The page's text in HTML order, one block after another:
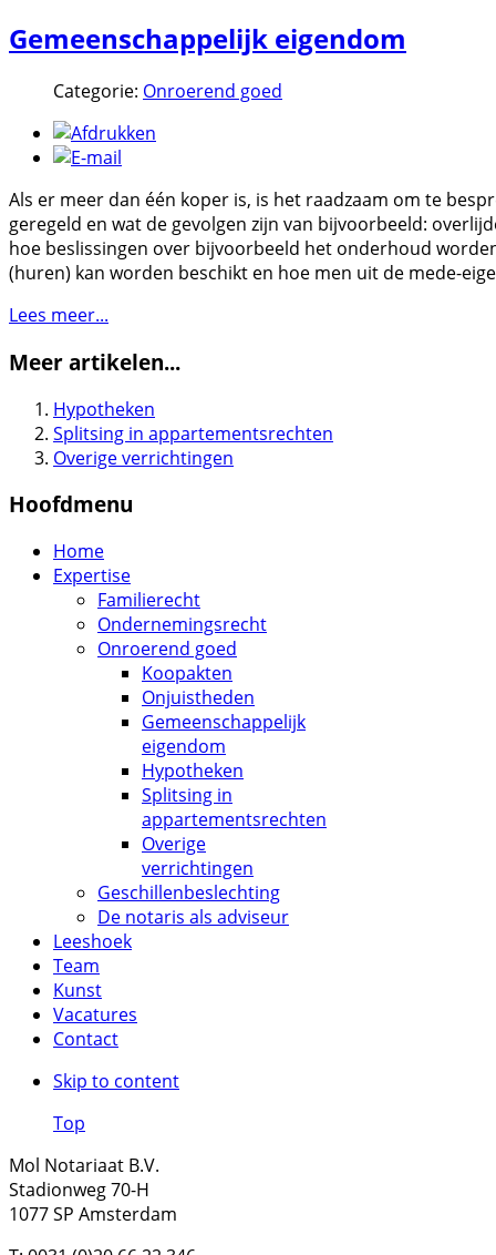
Gemeenschappelijk eigendom
Categorie: Onroerend goed
Als er meer dan één koper is, is het raadzaam om te
geregeld en wat de gevolgen zijn van bijvoorbeeld:
hoe beslissingen over bijvoorbeeld het onderhoud
(huren) kan worden beschikt en hoe men uit de mede-
Lees meer...
Meer artikelen...
Hypotheken
Splitsing in appartementsrechten
Overige verrichtingen
Hoofdmenu
Home
Expertise
Familierecht
Ondernemingsrecht
Onroerend goed
Koopakten
Onjuistheden
Gemeenschappelijk
eigendom
Hypotheken
Splitsing in
appartementsrechten
Overige
verrichtingen
Geschillenbeslechting
De notaris als adviseur
Leeshoek
Team
Kunst
Vacatures
Contact
Skip to content
Top
Mol Notariaat B.V.
Stadionweg 70-H
1077 SP Amsterdam